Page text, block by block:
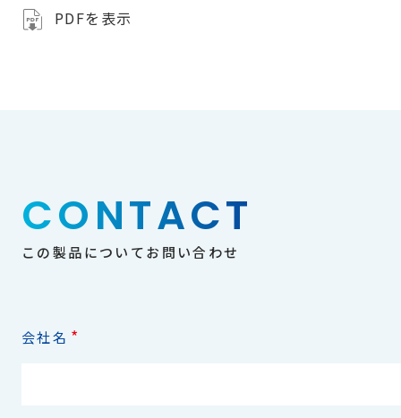
PDFを表示
CONTACT
この製品についてお問い合わせ
会社名 *